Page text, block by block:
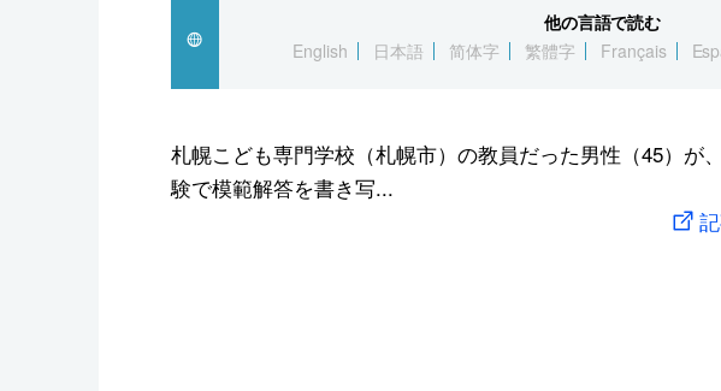
スポーツ・東京2020
他の言語で読む
English
日本語 简体字 繁體字 Français
札幌こども専門学校（札幌市）の教員だった男性（45）が
験で模範解答を書き写...